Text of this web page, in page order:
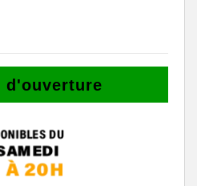
d'ouverture